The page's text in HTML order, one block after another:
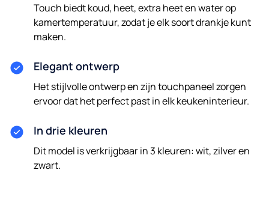
Touch biedt koud, heet, extra heet en water op
kamertemperatuur, zodat je elk soort drankje kunt
maken.
Elegant ontwerp
Het stijlvolle ontwerp en zijn touchpaneel zorgen
ervoor dat het perfect past in elk keukeninterieur.
In drie kleuren
Dit model is verkrijgbaar in 3 kleuren: wit, zilver en
zwart.